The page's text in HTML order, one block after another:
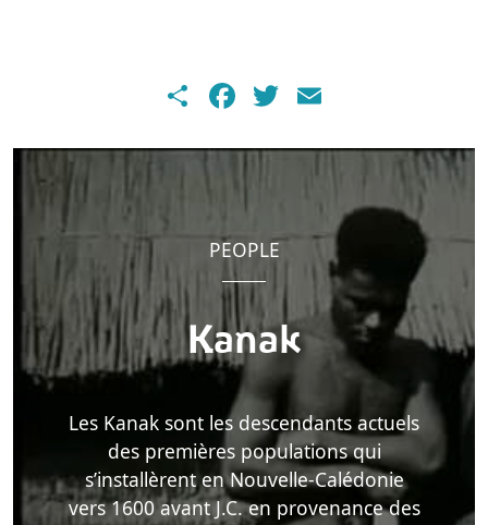
ShareFacebook
Twitter
PEOPLE
Kanak
Les Kanak sont les descendants actuels
des premières populations qui
s’installèrent en Nouvelle-Calédonie
vers 1600 avant J.C. en provenance des